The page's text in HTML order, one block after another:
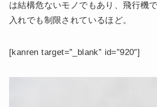
は結構危ないモノでもあり、飛行機
入れでも制限されているほど。
[kanren target=”_blank” id=”920″]